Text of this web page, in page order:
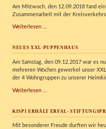
Am Mittwoch, den 12.09.2018 fand
Zusammenarbeit mit der
Weiterlesen …
NEUES XXL-PUPPENHAUS
Am Samstag, den 09.12.2017 war es
mehreren Wochen gewerkel unser
der 4 Wohngruppen zu unserer
Weiterlesen …
KISPI ERHÄLT ERFAL-
Mit besonderer Freude durften wir